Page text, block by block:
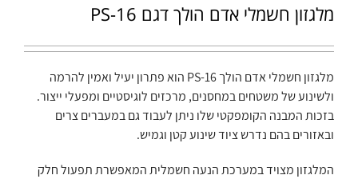
מלגזון חשמלי אדם הולך דגם PS-16
מלגזון חשמלי אדם הולך PS-16 הוא פתרון יעיל ואמין להרמה
ולשינוע של משטחים במחסנים, מרכזים לוגיסטיים ומפעלי ייצור.
בזכות המבנה הקומפקטי שלו ניתן לעבוד גם במעברים צרים
ובאזורים בהם נדרש ציוד שינוע קטן וגמיש.
המלגזון מצויד במערכת הנעה חשמלית המאפשרת תפעול חלק